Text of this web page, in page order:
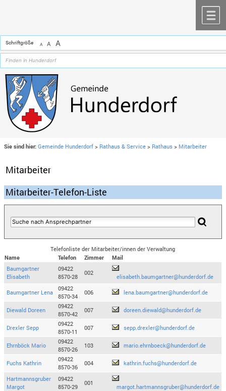
Schriftgröße A A A
Sie sind hier: Gemeinde Hunderdorf > Rathaus & Service > Rathaus > Mitarbeiter
Mitarbeiter
Mitarbeiter-Telefon-Liste
Telefonliste der Mitarbeiter/innen der Verwaltung
Name
Telefon Zimmer
Mail
Baumgartner
Elisabeth
09422
8570-28
002
elisabeth.baumgartner@hunderdorf.de
Baumgartner Lena
09422
8570-34
006 lena.baumgartner@hunderdorf.de
Diewald Doreen
09422
8570-42
007 doreen.diewald@hunderdorf.de
Drexler Sepp
09422
8570-11
007 sepp.drexler@hunderdorf.de
Ehrnböck Mario
09422
8570-26
103 mario.ehrnboeck@hunderdorf.de
Fuchs Kathrin
09422
8570-36
004 kathrin.fuchs@hunderdorf.de
Hartmannsgruber
Margot
09422
8570-29
001
margot.hartmannsgruber@hunderdorf.de